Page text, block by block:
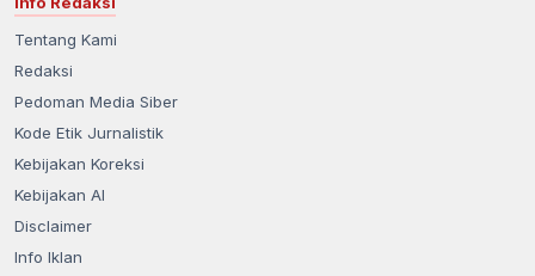
Tentang Kami
Redaksi
Pedoman Media Siber
Kode Etik Jurnalistik
Kebijakan Koreksi
Kebijakan AI
Disclaimer
Info Iklan